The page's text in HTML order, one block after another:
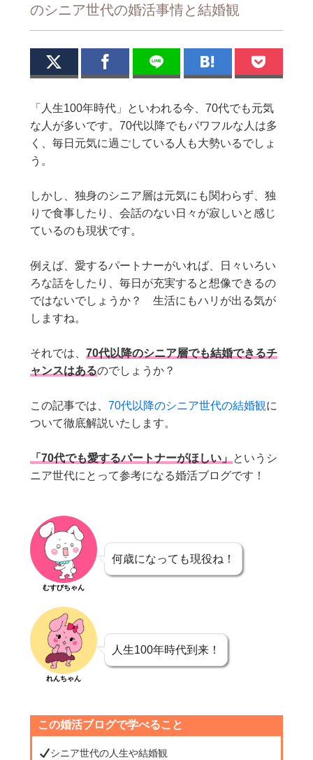
のシニア世代の婚活事情と結婚観
「人生100年時代」といわれる今、70代でも元気
な人が多いです。70代以降でもパワフルな人は多
く、毎日元気に過ごしている人も大勢いるでしょ
う。
しかし、独身のシニア層は元気にも関わらず、独
りで食事したり、会話のない日々が寂しいと感じ
ているのも現状です。
例えば、愛するパートナーがいれば、日々いろい
ろな話をしたり、毎日が充実すると想像できるの
ではないでしょうか？ 生活にもハリが出る気が
しますね。
それでは、70代以降のシニア層でも結婚できるチ
ャンスはあるのでしょうか？
この記事では、70代以降のシニア世代の結婚観に
ついて徹底解説いたします。
「70代でも愛するパートナーがほしい」
というシ
ニア世代にとって参考になる婚活ブログです！
むすびちゃん
何歳になっても現役ね！
れんちゃん
人生100年時代到来！
この婚活ブログで学べること
シニア世代の人生や結婚観